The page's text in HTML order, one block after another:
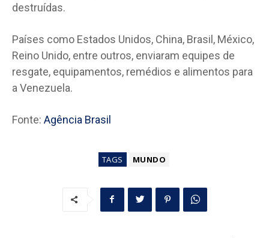
destruídas.
Países como Estados Unidos, China, Brasil, México,
Reino Unido, entre outros, enviaram equipes de
resgate, equipamentos, remédios e alimentos para
a Venezuela.
Fonte: Agência Brasil
TAGS MUNDO